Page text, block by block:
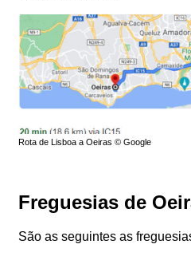
Rota de Lisboa a Oeiras © Google
Freguesias de
São as seguintes as